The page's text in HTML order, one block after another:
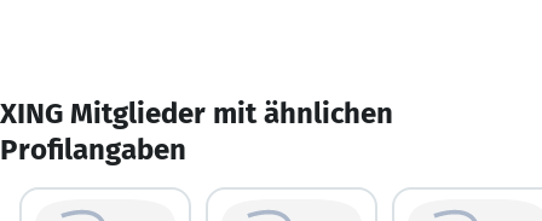
XING Mitglieder mit ähnlichen
Profilangaben